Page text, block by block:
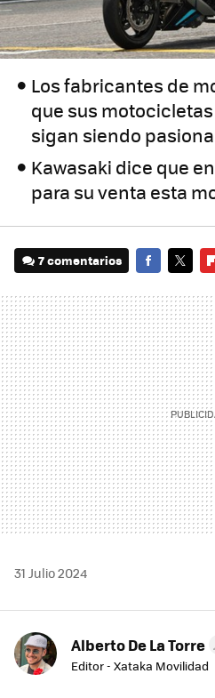
Los fabricantes de
que sus
sigan siendo
Kawasaki dice que
para su venta esta
7 comentarios
31 Julio 2024
Alberto De La Torre
Editor - Xataka Movilidad